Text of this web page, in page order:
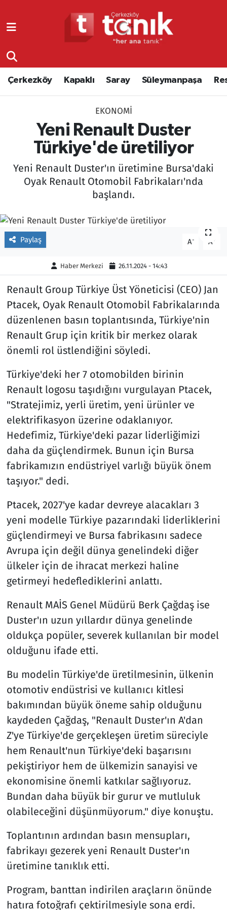
Çerkezköy Kapaklı Saray Süleymanpaşa
EKONOMI
Yeni Renault Duster
Türkiye'de üretiliyor
Yeni Renault Duster'ın üretimine Bursa'daki
Oyak Renault Otomobil Fabrikaları'nda
başlandı.
Paylaş A- A+
Haber Merkezi 26.11.2024 - 14:43
Renault Group Türkiye Üst Yöneticisi (CEO) Jan
Ptacek, Oyak Renault Otomobil Fabrikalarında
düzenlenen basın toplantısında, Türkiye'nin
Renault Grup için kritik bir merkez olarak
önemli rol üstlendiğini söyledi.
Türkiye'deki her 7 otomobilden birinin
Renault logosu taşıdığını vurgulayan Ptacek,
"Stratejimiz, yerli üretim, yeni ürünler ve
elektrifikasyon üzerine odaklanıyor.
Hedefimiz, Türkiye'deki pazar liderliğimizi
daha da güçlendirmek. Bunun için Bursa
fabrikamızın endüstriyel varlığı büyük önem
taşıyor." dedi.
Ptacek, 2027'ye kadar devreye alacakları 3
yeni modelle Türkiye pazarındaki liderliklerini
güçlendirmeyi ve Bursa fabrikasını sadece
Avrupa için değil dünya genelindeki diğer
ülkeler için de ihracat merkezi haline
getirmeyi hedeflediklerini anlattı.
Renault MAİS Genel Müdürü Berk Çağdaş ise
Duster'ın uzun yıllardır dünya genelinde
oldukça popüler, severek kullanılan bir model
olduğunu ifade etti.
Bu modelin Türkiye'de üretilmesinin, ülkenin
otomotiv endüstrisi ve kullanıcı kitlesi
bakımından büyük öneme sahip olduğunu
kaydeden Çağdaş, "Renault Duster'ın A'dan
Z'ye Türkiye'de gerçekleşen üretim süreciyle
hem Renault'nun Türkiye'deki başarısını
pekiştiriyor hem de ülkemizin sanayisi ve
ekonomisine önemli katkılar sağlıyoruz.
Bundan daha büyük bir gurur ve mutluluk
olabileceğini düşünmüyorum." diye konuştu.
Toplantının ardından basın mensupları,
fabrikayı gezerek yeni Renault Duster'ın
üretimine tanıklık etti.
Program, banttan indirilen araçların önünde
hatıra fotoğrafı çektirilmesiyle sona erdi.
Resmi Reklamlar
Tekirdağ
Eğitim
Ekonomi
Siyaset
Foto Galeri
Video
Yazarlar
Ara
Eğitim
Ekonomi
Genel
Gündem
Kapaklı
Kültür Sanat
Malkara
Marmaraereğlisi
Sağlık
Saray
Şarköy
Siyaset
Spor
Süleymanpaşa
Tekirdağ
Tekirdağ Nöbetçi Eczaneler
Tekirdağ Trafik Yoğunluk Haritası
Süper Lig Puan Durumu ve Fikstür
Tüm Manşetler
Son Dakika Haberleri
Haber Arşivi